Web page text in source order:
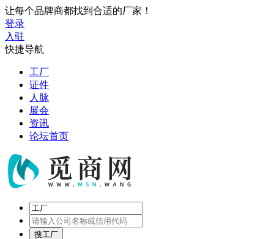
让每个品牌商都找到合适的厂家！
登录
入驻
快捷导航
工厂
证件
人脉
展会
资讯
论坛首页